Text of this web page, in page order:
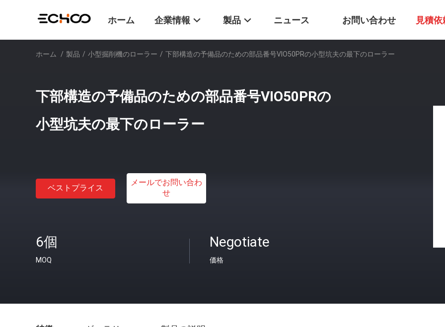
ホーム 企業情報 製品 ニュース お問い合わせ 見積依
ホーム / 製品 / 小型掘削機のローラー / 下部構造の予備品のための部品番号VIO50PRの小型坑夫の最下のローラー
下部構造の予備品のための部品番号VIO50PRの
小型坑夫の最下のローラー
ベストプライス
メールでお問い合わ
せ
6個
MOQ
Negotiate
価格